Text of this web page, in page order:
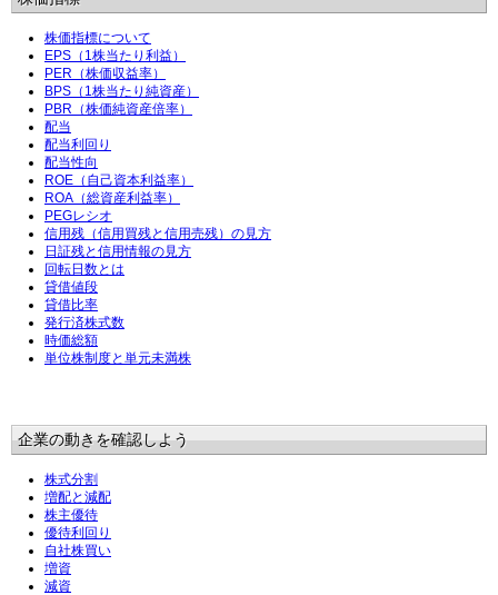
株価指標について
EPS（1株当たり利益）
PER（株価収益率）
BPS（1株当たり純資産）
PBR（株価純資産倍率）
配当
配当利回り
配当性向
ROE（自己資本利益率）
ROA（総資産利益率）
PEGレシオ
信用残（信用買残と信用売残）の見方
日証残と信用情報の見方
回転日数とは
貸借値段
貸借比率
発行済株式数
時価総額
単位株制度と単元未満株
企業の動きを確認しよう
株式分割
増配と減配
株主優待
優待利回り
自社株買い
増資
減資